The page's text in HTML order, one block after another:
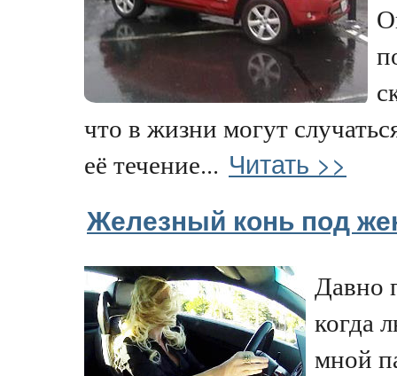
что в жизни могут
её течение... Читать >>
Железный конь под
Давно
когда
мной